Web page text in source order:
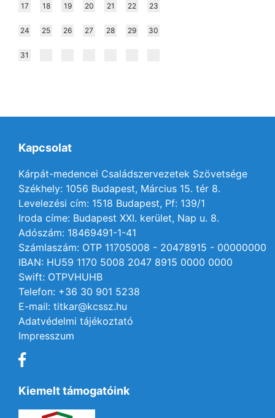
17 18 19 20 21 22 23
24 25 26 27 28 29 30
31
Kapcsolat
Kárpát-medencei Családszervezetek Szövetsége
Székhely: 1056 Budapest, Március 15. tér 8.
Levelezési cím: 1518 Budapest, Pf: 139/1
Iroda címe: Budapest XXI. kerület, Nap u. 8.
Adószám: 18469491-1-41
Számlaszám: OTP 11705008 - 20478915 - 00000000
IBAN: HU59 1170 5008 2047 8915 0000 0000
Swift: OTPVHUHB
Telefon: +36 30 901 5238
E-mail: titkar@kcssz.hu
Adatvédelmi tájékoztató
Impresszum
Kiemelt támogatóink